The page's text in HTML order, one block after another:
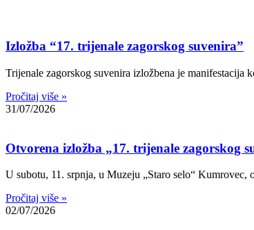
Izložba “17. trijenale zagorskog suvenira”
Trijenale zagorskog suvenira izložbena je manifestacija
Pročitaj više »
31/07/2026
Otvorena izložba „17. trijenale zagorskog
U subotu, 11. srpnja, u Muzeju „Staro selo“ Kumrovec,
Pročitaj više »
02/07/2026